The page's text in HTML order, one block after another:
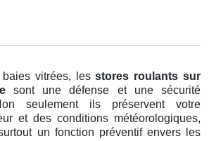
baies vitrées, lesstores roulants sur
sont une défense et une sécurité
seulement ils préservent votre
et des conditions météorologiques,
un fonction préventif envers les